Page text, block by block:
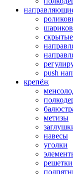
push
крепёж
метизы
навесы
уголки